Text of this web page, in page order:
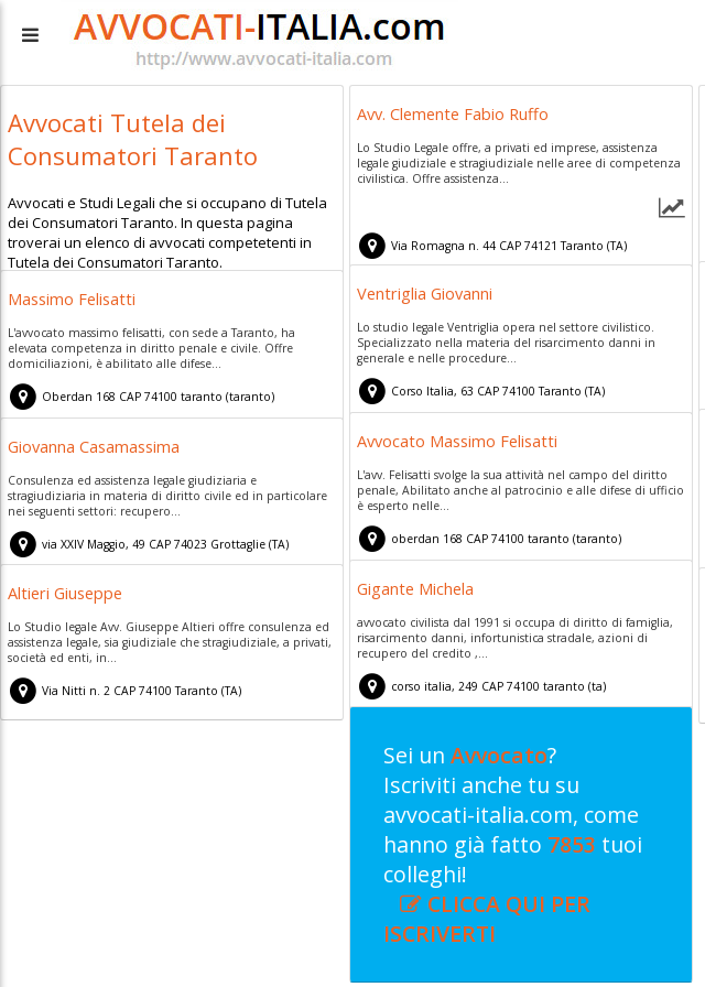
Avvocati Tutela dei
Consumatori Taranto
Avvocati e Studi Legali che si occupano di Tutela
dei Consumatori Taranto. In questa pagina
troverai un elenco di avvocati competetenti in
Tutela dei Consumatori Taranto.
Avv. Clemente Fabio Ruffo
Lo Studio Legale offre, a privati ed imprese, assistenza
legale giudiziale e stragiudiziale nelle aree di competenza
civilistica. Offre assistenza...
Via Romagna n. 44CAP 74121 Taranto (TA)
Ventriglia Giovanni
Lo studio legale Ventriglia opera nel settore civilistico.
Specializzato nella materia del risarcimento danni in
generale e nelle procedure...
Corso Italia, 63 CAP 74100 Taranto (TA)
Massimo Felisatti
L'avvocato massimo felisatti, con sede a Taranto, ha
elevata competenza in diritto penale e civile. Offre
domiciliazioni, è abilitato alle difese...
Oberdan 168 CAP 74100 taranto (taranto)
Avvocato Massimo Felisatti
L'avv. Felisatti svolge la sua attività nel campo del diritto
penale, Abilitato anche al patrocinio e alle difese di ufficio
è esperto nelle...
oberdan 168 CAP 74100 taranto (taranto)
Giovanna Casamassima
Consulenza ed assistenza legale giudiziaria e
stragiudiziaria in materia di diritto civile ed in particolare
nei seguenti settori: recupero...
via XXIV Maggio, 49 CAP 74023 Grottaglie(TA)
Gigante Michela
avvocato civilista dal 1991 si occupa di diritto di famiglia,
risarcimento danni, infortunistica stradale, azioni di
recupero del credito ,...
corso italia, 249 CAP 74100 taranto (ta)
Altieri Giuseppe
Lo Studio legale Avv. Giuseppe Altieri offre consulenza ed
assistenza legale, sia giudiziale che stragiudiziale, a privati,
società ed enti, in...
Via Nitti n. 2CAP 74100 Taranto (TA)
Sei un Avvocato?
Iscriviti anche tu su
avvocati-italia.com, come
hanno già fatto 7853 tuoi
colleghi!
CLICCA QUI PER
ISCRIVERTI